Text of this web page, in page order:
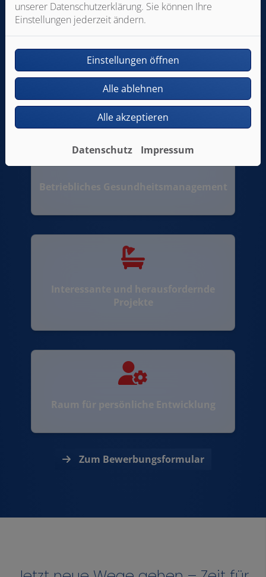
Familienfreundlich
Betriebliches Gesundheitsmanagement
Interessante und herausfordernde
Projekte
Raum für persönliche Entwicklung
Zum Bewerbungsformular
unserer Datenschutzerklärung. Sie können Ihre
Einstellungen jederzeit ändern.
Einstellungen öffnen
Alle ablehnen
Alle akzeptieren
Datenschutz Impressum